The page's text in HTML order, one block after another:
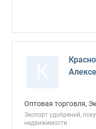
Оптовая торговля,
Экспорт удобрений,
недвижимости